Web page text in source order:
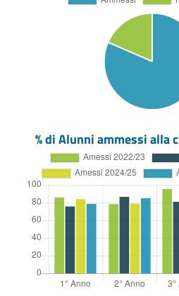
% di Alunni ammessi alla